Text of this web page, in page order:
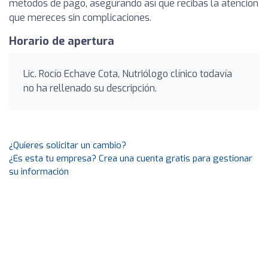
métodos de pago, asegurando así que recibas la atención
que mereces sin complicaciones.
Horario de apertura
Lic. Rocío Echave Cota, Nutriólogo clínico todavía
no ha rellenado su descripción.
¿Quieres solicitar un cambio?
¿Es esta tu empresa? Crea una cuenta gratis para gestionar
su información